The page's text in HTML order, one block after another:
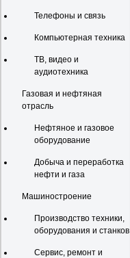
Телефоны и связь
Компьютерная техника
ТВ, видео и
аудиотехника
Газовая и нефтяная
отрасль
Нефтяное и газовое
оборудование
Добыча и переработка
нефти и газа
Машиностроение
Производство техники,
оборудования и станков
Сервис, ремонт и